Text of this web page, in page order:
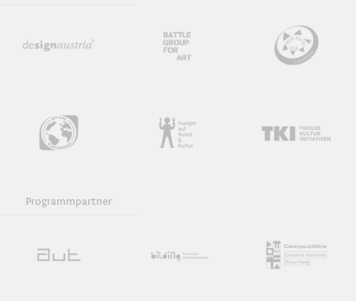
Programmpartner